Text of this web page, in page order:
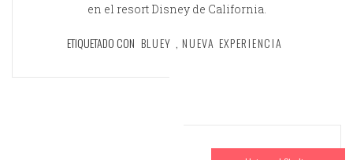
en el resort Disney de California.
ETIQUETADO CON BLUEY , NUEVA EXPERIENCIA